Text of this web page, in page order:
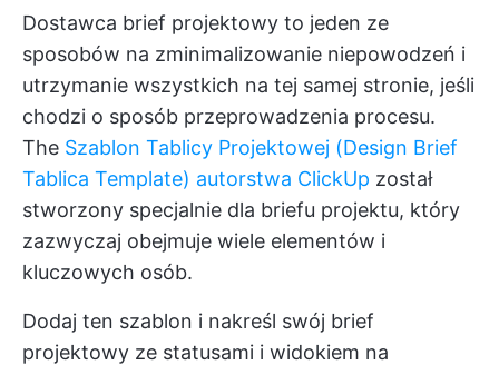
Dostawca brief projektowy to jeden ze
sposobów na zminimalizowanie niepowodzeń i
utrzymanie wszystkich na tej samej stronie, jeśli
chodzi o sposób przeprowadzenia procesu.
The Szablon Tablicy Projektowej (Design Brief
Tablica Template) autorstwa ClickUp został
stworzony specjalnie dla briefu projektu, który
zazwyczaj obejmuje wiele elementów i
kluczowych osób.
Dodaj ten szablon i nakreśl swój brief
projektowy ze statusami i widokiem na